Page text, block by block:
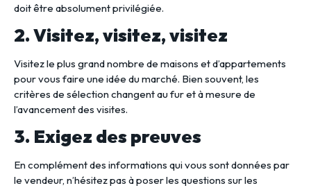
doit être absolument privilégiée.
2. Visitez, visitez, visitez
Visitez le plus grand nombre de maisons et d’appartements
pour vous faire une idée du marché. Bien souvent, les
critères de sélection changent au fur et à mesure de
l’avancement des visites.
3. Exigez des preuves
En complément des informations qui vous sont données par
le vendeur, n’hésitez pas à poser les questions sur les